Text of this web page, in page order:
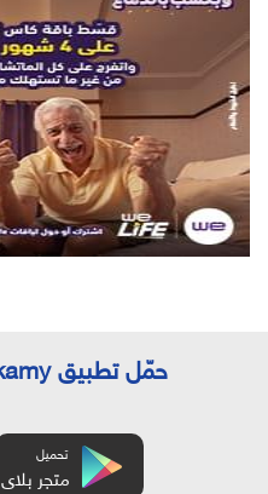
حمّل تطبيق Alamrakamy| عالم رقمي الآن
تحميل
متجر بلاى